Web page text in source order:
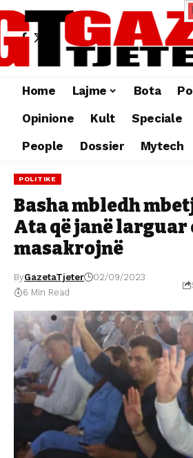
Home Lajme Bota
Opinione
Kult Speciale
People
Dossier Mytech
POLITIKE
Basha mbledh
Ata që janë larguar
masakrojnë
ByGazetaTjeter
02/09/2023
6 Min Read